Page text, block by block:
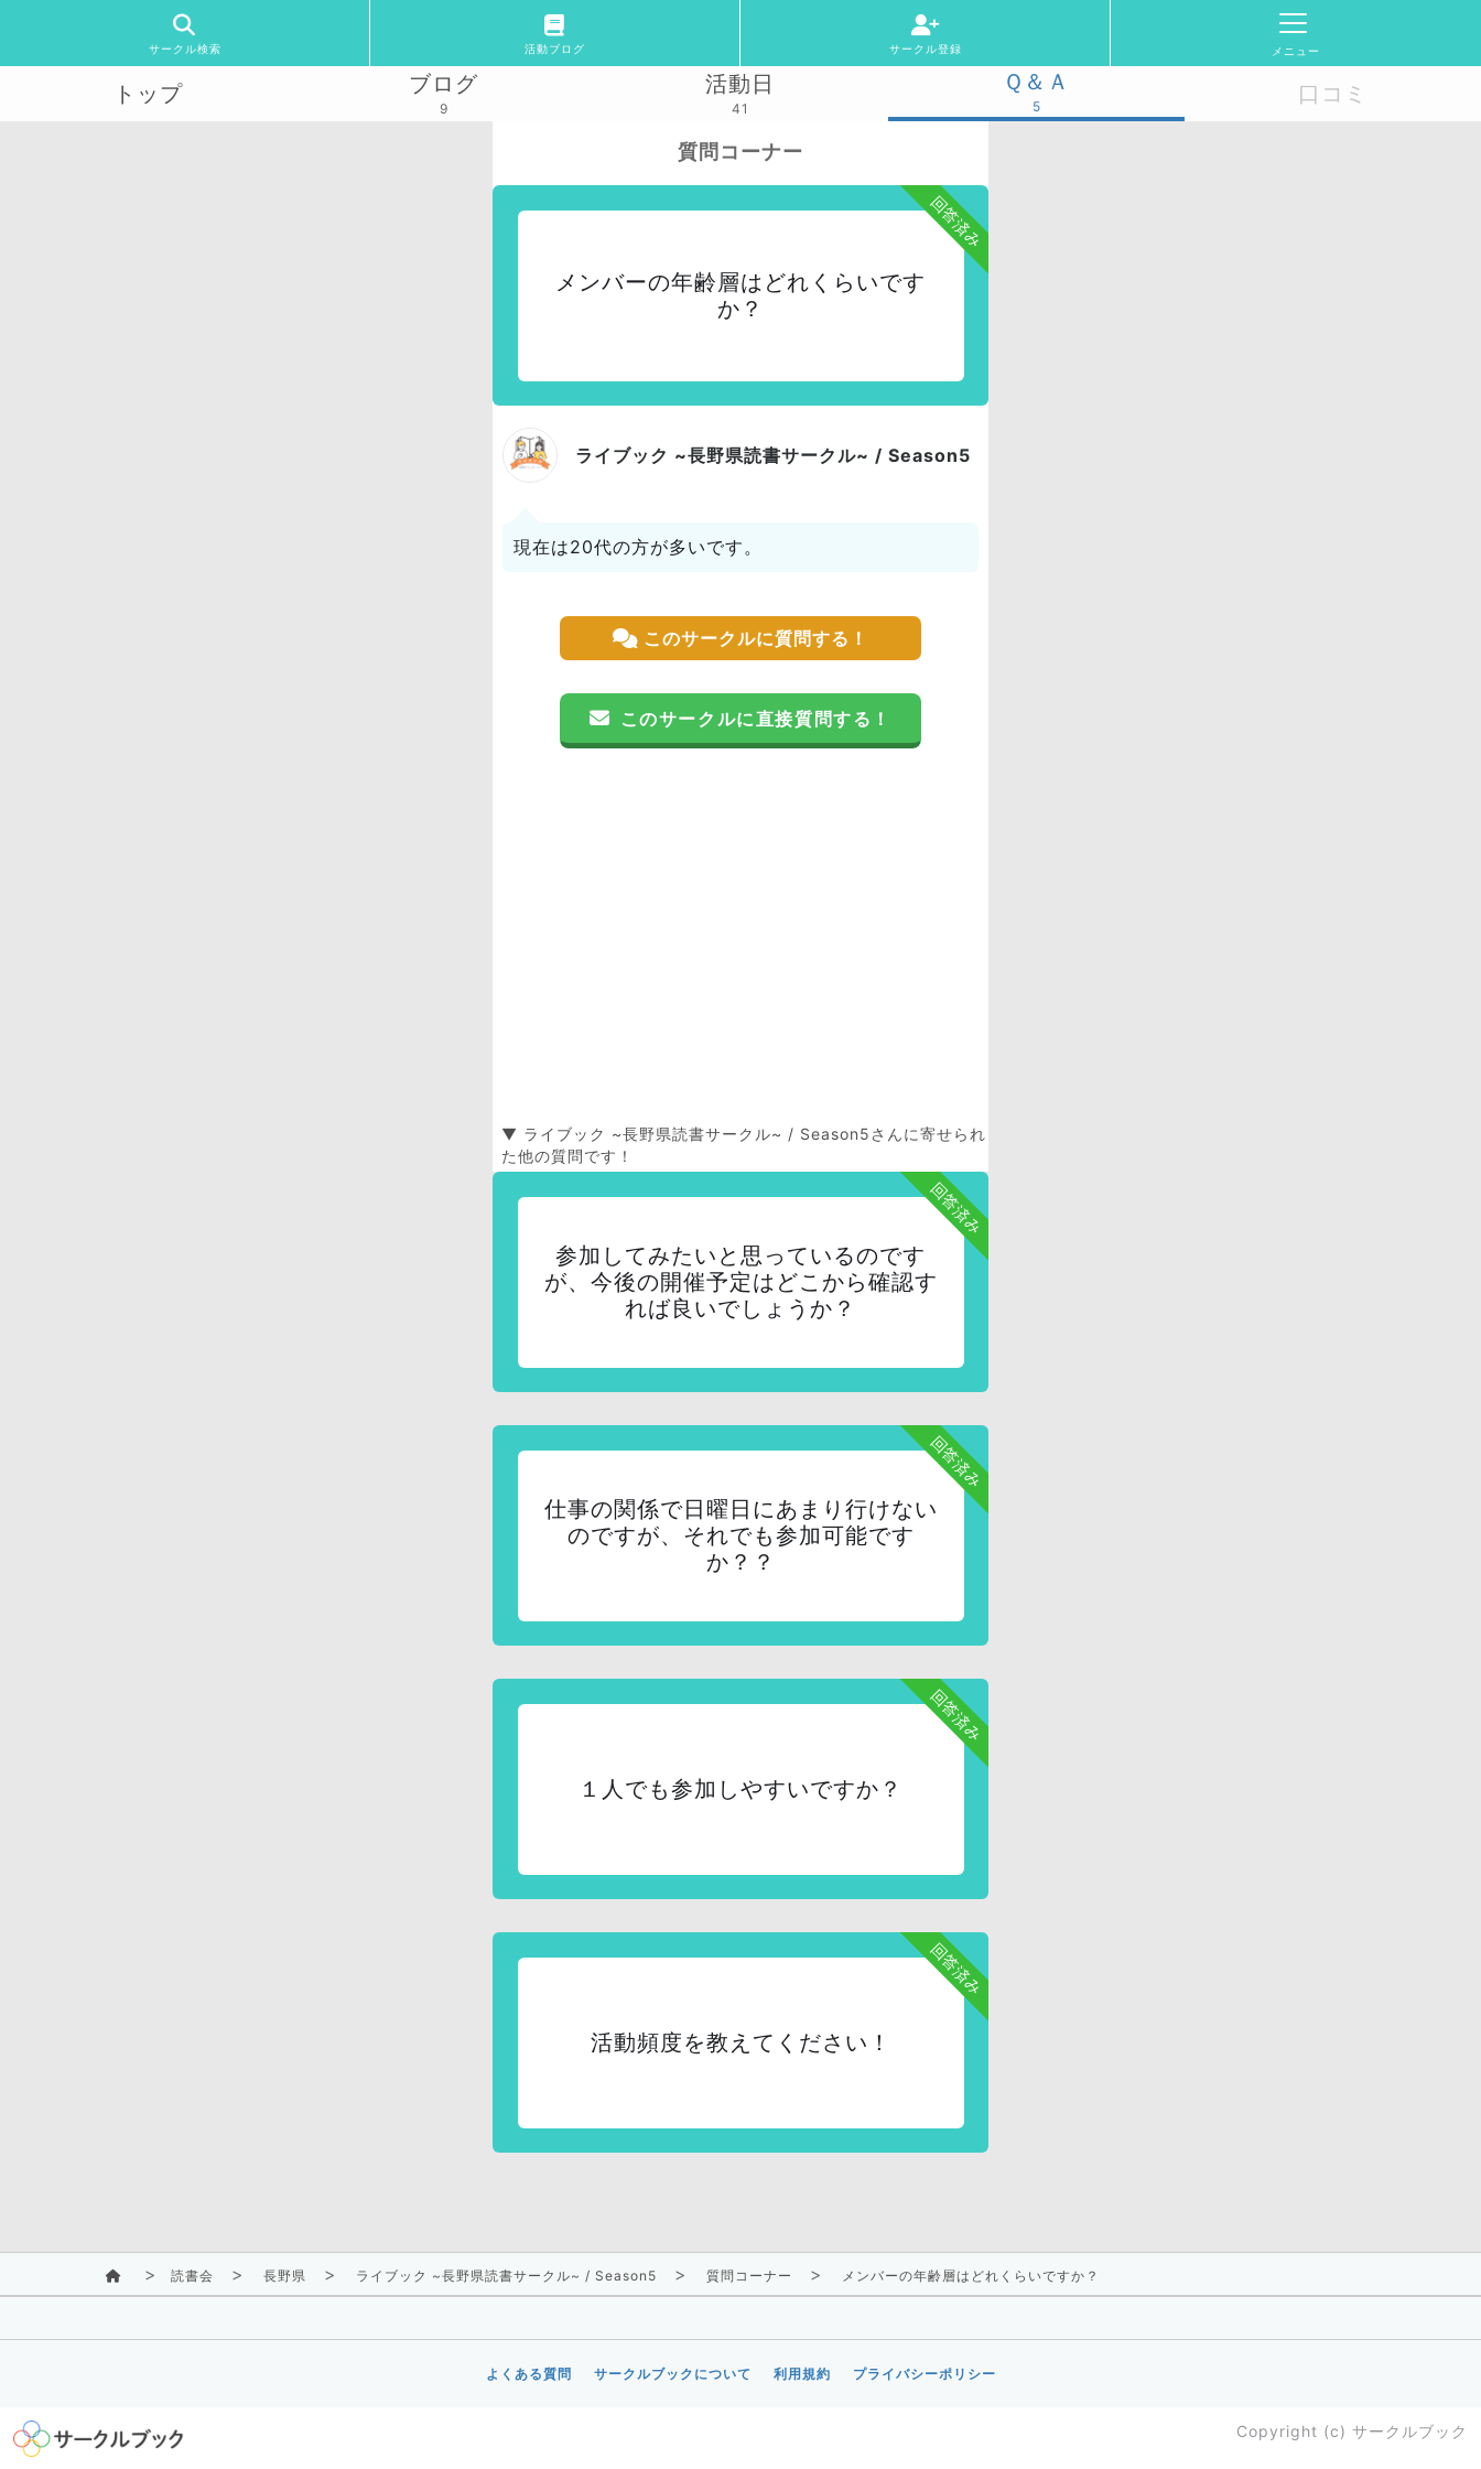
サークル検索 活動ブログ サークル登録 メニュー
トップ ブログ
9
活動日
41
Ｑ＆Ａ
5 口コミ
質問コーナー
回答済み
メンバーの年齢層はどれくらいです
か？
ライブック ~長野県読書サークル~ / Season5
現在は20代の方が多いです。
このサークルに質問する！
このサークルに直接質問する！
▼ ライブック ~長野県読書サークル~ / Season5さんに寄せられ
た他の質問です！
回答済み
参加してみたいと思っているのです
が、今後の開催予定はどこから確認す
れば良いでしょうか？
回答済み
仕事の関係で日曜日にあまり行けない
のですが、それでも参加可能です
か？？
回答済み
１人でも参加しやすいですか？
回答済み
活動頻度を教えてください！
読書会 長野県 ライブック ~長野県読書サークル~ / Season5 質問コーナー メンバーの年齢層はどれくらいですか？
よくある質問 サークルブックについて 利用規約 プライバシーポリシー
Copyright (c) サークルブック